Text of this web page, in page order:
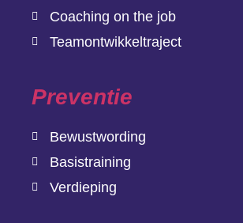
Coaching on the job
Teamontwikkeltraject
Preventie
Bewustwording
Basistraining
Verdieping